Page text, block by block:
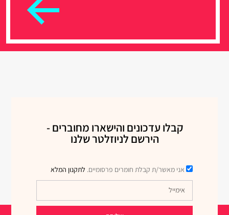
קבלו עדכונים והישארו מחוברים -
הירשם לניוזלטר שלנו
אני מאשר/ת קבלת חומרים פרסומיים. לתקנון המלא